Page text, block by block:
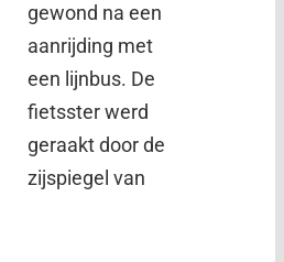
gewond na een
aanrijding met
een lijnbus. De
fietsster werd
geraakt door de
zijspiegel van